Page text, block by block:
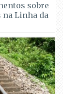
sobre
na Linha da